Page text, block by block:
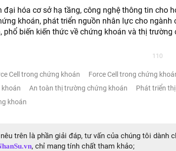
đại hóa cơ sở hạ tầng, công nghệ thông tin cho
khoán, phát triển nguồn nhân lực cho ngành
phổ biến kiến thức về chứng khoán và thị trường
110
Cell trong chứng khoán Force Cell trong chứng
An toàn thị trường chứng khoán
Phát triển
khoán
trên là phần giải đáp, tư vấn của chúng tôi dành
, chỉ mang tính chất tham khảo;